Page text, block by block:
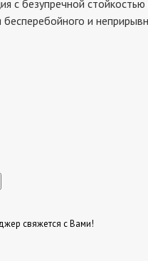
с безупречной
и
свяжется с Вами!